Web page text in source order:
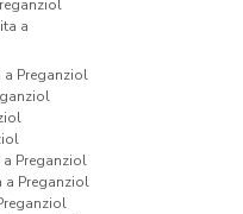
a
a Preganziol
Preganziol
a Preganziol